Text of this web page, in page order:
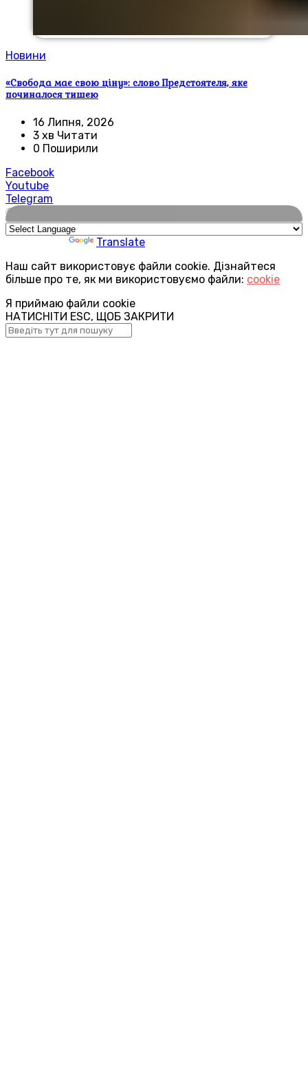
Новини
«Свобода має свою ціну»: слово Предстоятеля, яке
починалося тишею
16 Липня, 2026
3 хв Читати
0 Поширили
Facebook
Youtube
Telegram
🌍
Translate
Наш сайт використовує файли cookie. Дізнайтеся
більше про те, як ми використовуємо файли: cookie
Я приймаю файли cookie
НАТИСНІТИ ESC, ЩОБ ЗАКРИТИ